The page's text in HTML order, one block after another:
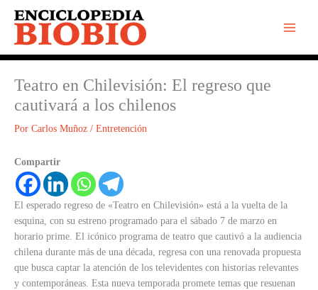
contenido
Teatro en Chilevisión: El regreso que
cautivará a los chilenos
Por Carlos Muñoz / Entretención
Compartir
El esperado regreso de «Teatro en Chilevisión» está a la vuelta de la
esquina, con su estreno programado para el sábado 7 de marzo en
horario prime. El icónico programa de teatro que cautivó a la audiencia
chilena durante más de una década, regresa con una renovada propuesta
que busca captar la atención de los televidentes con historias relevantes
y contemporáneas. Esta nueva temporada promete temas que resuenan